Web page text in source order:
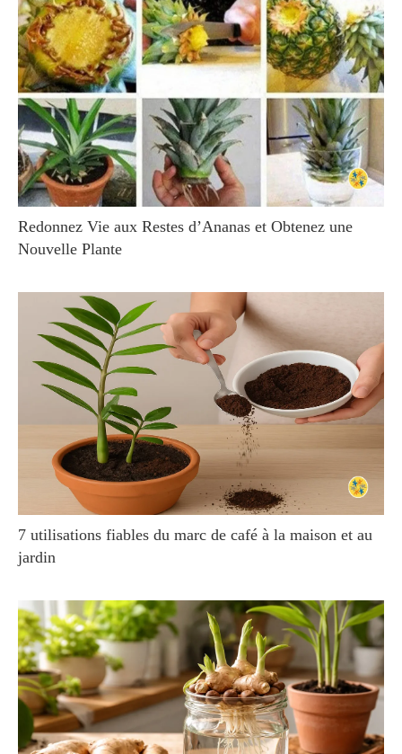
Redonnez Vie aux Restes d’Ananas et Obtenez une
Nouvelle Plante
7 utilisations fiables du marc de café à la maison et au
jardin